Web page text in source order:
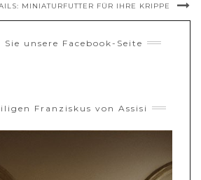
MINIATURFUTTER FÜR IHRE KRIPPE
Sie unsere Facebook-Seite
Franziskus von Assisi